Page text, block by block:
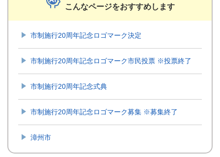
こんなページをおすすめします
市制施行20周年記念ロゴマーク決定
市制施行20周年記念ロゴマーク市民投票 ※投票終了
市制施行20周年記念式典
市制施行20周年記念ロゴマーク募集 ※募集終了
漳州市